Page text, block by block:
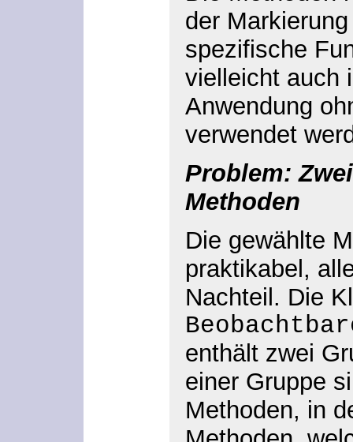
der
spezifische
vielleicht auch
Anwendung
verwendet
Problem:
Methoden
Die gewählte
praktikabel,
Nachteil. Die
enthält zwei
einer Gruppe
Methoden, in